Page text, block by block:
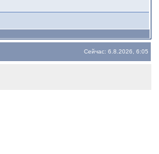
Сейчас: 6.8.2026, 6:05